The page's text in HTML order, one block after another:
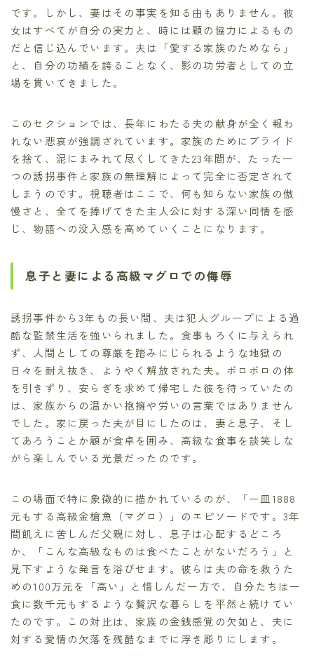
です。しかし、妻はその事実を知る由もありません。彼
女はすべてが自分の実力と、時には顧の協力によるもの
だと信じ込んでいます。夫は「愛する家族のためなら」
と、自分の功績を誇ることなく、影の功労者としての立
場を貫いてきました。
このセクションでは、長年にわたる夫の献身が全く報わ
れない悲哀が強調されています。家族のためにプライド
を捨て、泥にまみれて尽くしてきた23年間が、たった一
つの誘拐事件と家族の無理解によって完全に否定されて
しまうのです。視聴者はここで、何も知らない家族の傲
慢さと、全てを捧げてきた主人公に対する深い同情を感
じ、物語への没入感を高めていくことになります。
息子と妻による高級マグロでの侮辱
誘拐事件から3年もの長い間、夫は犯人グループによる過
酷な監禁生活を強いられました。食事もろくに与えられ
ず、人間としての尊厳を踏みにじられるような地獄の
日々を耐え抜き、ようやく解放された夫。ボロボロの体
を引きずり、安らぎを求めて帰宅した彼を待っていたの
は、家族からの温かい抱擁や労いの言葉ではありません
でした。家に戻った夫が目にしたのは、妻と息子、そし
てあろうことか顧が食卓を囲み、高級な食事を談笑しな
がら楽しんでいる光景だったのです。
この場面で特に象徴的に描かれているのが、「一皿1888
元もする高級金槍魚（マグロ）」のエピソードです。3年
間飢えに苦しんだ父親に対し、息子は心配するどころ
か、「こんな高級なものは食べたことがないだろう」と
見下すような発言を浴びせます。彼らは夫の命を救うた
めの100万元を「高い」と惜しんだ一方で、自分たちは一
食に数千元もするような贅沢な暮らしを平然と続けてい
たのです。この対比は、家族の金銭感覚の欠如と、夫に
対する愛情の欠落を残酷なまでに浮き彫りにします。